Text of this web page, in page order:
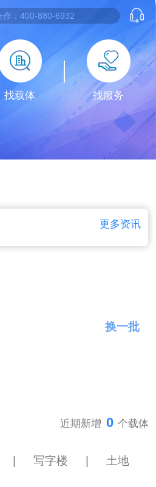
找载体 找服务
更多资讯
换一批
近期新增 0 个载体
写字楼 土地